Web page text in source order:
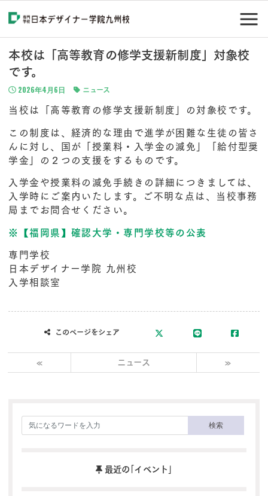
本校は「高等教育の修学支援新制度」対象校
です。
2026年4月6日 ニュース
当校は「高等教育の修学支援新制度」の対象校です。
この制度は、経済的な理由で進学が困難な生徒の皆さ
んに対し、国が「授業料・入学金の減免」「給付型奨
学金」の２つの支援をするものです。
入学金や授業料の減免手続きの詳細につきましては、
入学時にご案内いたします。ご不明な点は、当校事務
局までお問合せください。
※【福岡県】確認大学・専門学校等の公表
専門学校
日本デザイナー学院 九州校
入学相談室
このページをシェア
« ニュース »
検索
最近の｢イベント｣